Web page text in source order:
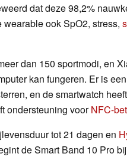
dat deze 98,2%
ook SpO2, stress,
dan 150 sportmodi, en
kan fungeren. Er is
en de smartwatch
ondersteuning voorNFC-
tot 21 dagen en
de Smart Band 10 Pro